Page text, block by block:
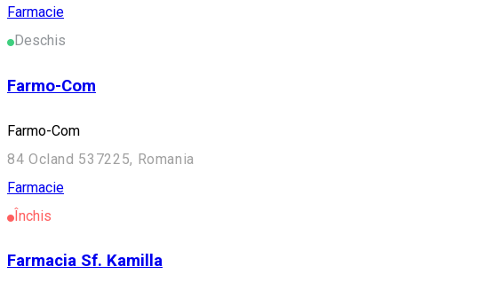
Farmacie
Deschis
Farmo-Com
Farmo-Com
84 Ocland 537225, Romania
Farmacie
Închis
Farmacia Sf. Kamilla